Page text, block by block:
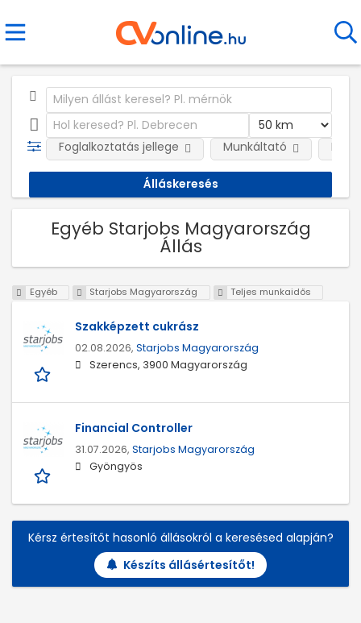
Foglalkoztatás jellege Munkáltató
Egyéb Starjobs Magyarország
Állás
Egyéb Starjobs Magyarország Teljes munkaidős
Szakképzett cukrász
02.08.2026, Starjobs Magyarország
Szerencs, 3900 Magyarország
Financial Controller
31.07.2026, Starjobs Magyarország
Gyöngyös
Kérsz értesítőt hasonló állásokról a keresésed alapján?
Készíts állásértesítőt!